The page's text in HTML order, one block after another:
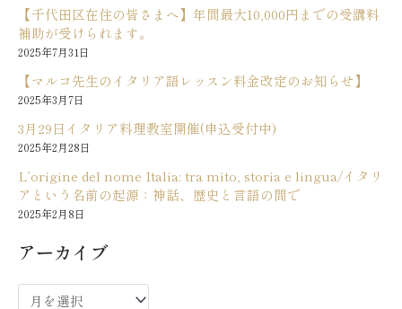
【千代田区在住の皆さまへ】年間最大10,000円までの受講料
補助が受けられます。
2025年7月31日
【マルコ先生のイタリア語レッスン料金改定のお知らせ】
2025年3月7日
3月29日イタリア料理教室開催(申込受付中)
2025年2月28日
L’origine del nome Italia: tra mito, storia e lingua/イタリ
アという名前の起源：神話、歴史と言語の間で
2025年2月8日
アーカイブ